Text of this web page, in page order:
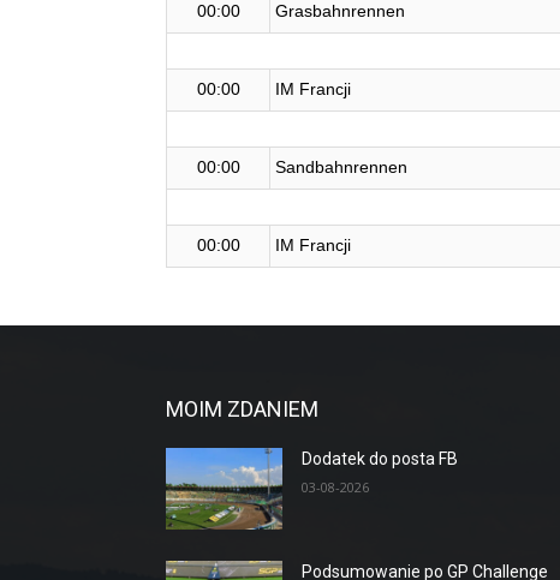
00:00 Grasbahnrennen
00:00 IM Francji
00:00 Sandbahnrennen
00:00 IM Francji
MOIM ZDANIEM
Dodatek do posta FB
03-08-2026
Podsumowanie po GP Challenge